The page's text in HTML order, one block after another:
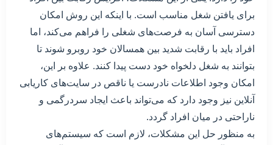
برای یافتن شغل مناسب است. با اینکه این روش امکان
دسترسی آسان به فرصت‌های شغلی را فراهم می‌کند، اما
افراد باید با رقابت شدید بین همسالان خود روبرو شوند تا
بتوانند به شغل دلخواه خود دست پیدا کنند. علاوه بر این،
امکان وجود اطلاعات نادرست یا ناقص در سایت‌های کاریابی
آنلاین نیز وجود دارد که می‌تواند باعث ایجاد سردرگمی و
ناراحتی در میان افراد گردد.
به منظور حل این مشکلات، لازم است که سیستم‌های